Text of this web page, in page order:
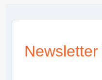
Newsletter